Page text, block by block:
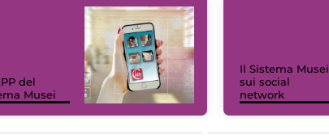
del
Musei
Il Sistema Musei
sui social
network